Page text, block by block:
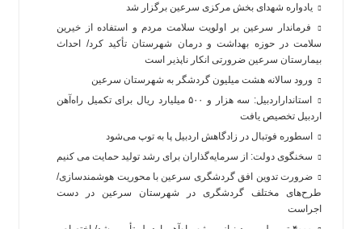
یادواره شهدای بخش مرکزی سرعین برگزار شد
فرماندار سرعین بر اولویت سلامت مردم و استفاده از خیرین
سلامت در حوزه بهداشت و درمان شهرستان تأکید کرد/ احداث
بیمارستان سرعین ضرورتی انکار ناپذیر است
ورود سالانه هشت میلیون گردشگر به شهرستان سرعین
استانداراردبیل: سه هزار و ۵۰۰ میلیارد ریال برای تکمیل راه‌آهن
اردبیل تخصیص یافت
اسطوره فوتبال در زادگاهش اردبیل پا به توپ می‌شود
سخنگوی دولت: از سرمایه‌گذاران برای رشد تولید حمایت می کنیم
ضرورت تدوین افق گردشگری سرعین با محوریت هوشمندسازی/
طرح‌های مختلف گردشگری در شهرستان سرعین در دست
اجراست